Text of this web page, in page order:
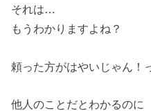
それは…
もうわかりますよね？
頼った方がはやいじゃん！
他人のことだとわかるのに